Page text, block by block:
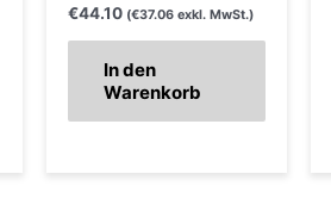
Bewertet
mit
0
€44.10 (€37.06exkl. MwSt.)
In den
Warenkorb